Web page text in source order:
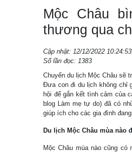
Mộc Châu
thương qua
Cập nhật: 12/12/2022 10:24:53
Số lần đọc: 1383
Chuyến du lịch Mộc Châu sẽ
Đưa con đi du lịch không chỉ
hội để gắn kết tình cảm của
blog Làm mẹ tự do) đã có
giúp ích cho các gia đình
Du lịch Mộc Châu mùa nào
Mộc Châu mùa nào cũng